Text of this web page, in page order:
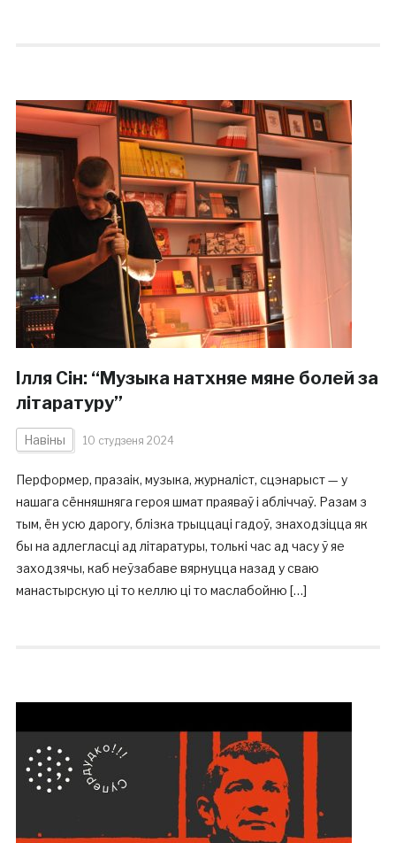
Ілля Сін: “Музыка натхняе мяне болей за
літаратуру”
Навіны 10 студзеня 2024
Перформер, празаік, музыка, журналіст, сцэнарыст — у
нашага сённяшняга героя шмат праяваў і абліччаў. Разам з
тым, ён усю дарогу, блізка трыццаці гадоў, знаходзіцца як
бы на адлегласці ад літаратуры, толькі час ад часу ў яе
заходзячы, каб неўзабаве вярнуцца назад у сваю
манастырскую ці то келлю ці то маслабойню […]